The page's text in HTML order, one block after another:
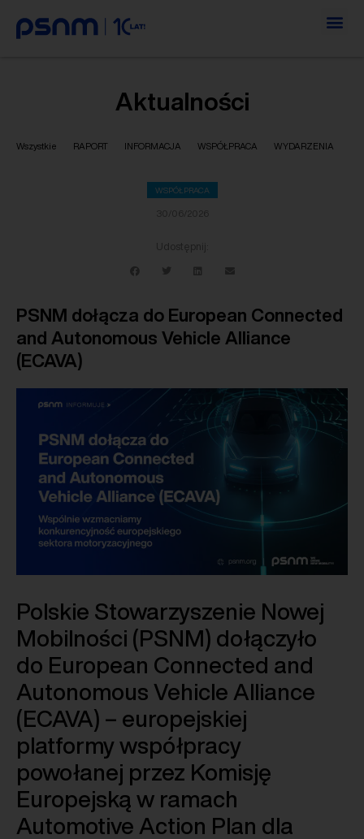
Aktualności
Wszystkie RAPORT INFORMACJA WSPÓŁPRACA WYDARZENIA
WSPÓŁPRACA
30/06/2026
Udostępnij:
PSNM dołącza do European Connected
and Autonomous Vehicle Alliance
(ECAVA)
Polskie Stowarzyszenie Nowej
Mobilności (PSNM) dołączyło
do European Connected and
Autonomous Vehicle Alliance
(ECAVA) – europejskiej
platformy współpracy
powołanej przez Komisję
Europejską w ramach
Automotive Action Plan dla